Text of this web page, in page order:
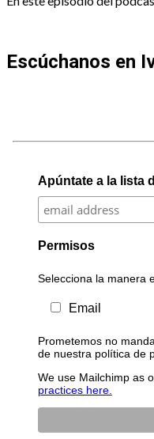
Escúchanos en
Apúntate a la lista
Permisos
Selecciona la manera
Email
Prometemos no
de nuestra política de
We use Mailchimp as
practices here.